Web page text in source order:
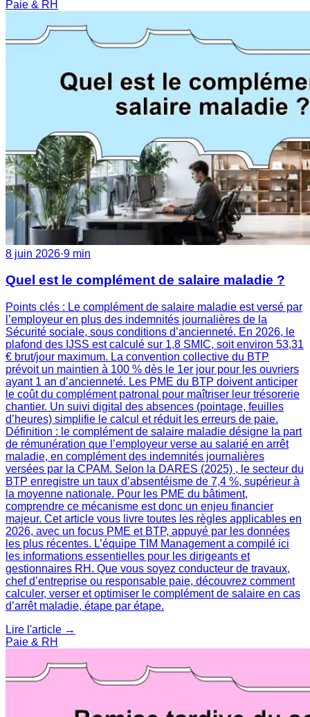
Paie & RH
8 juin 2026·9 min
Quel est le complément de salaire maladie ?
Points clés : Le complément de salaire maladie est versé par
l’employeur en plus des indemnités journalières de la
Sécurité sociale, sous conditions d’ancienneté. En 2026, le
plafond des IJSS est calculé sur 1,8 SMIC, soit environ 53,31
€ brut/jour maximum. La convention collective du BTP
prévoit un maintien à 100 % dès le 1er jour pour les ouvriers
ayant 1 an d’ancienneté. Les PME du BTP doivent anticiper
le coût du complément patronal pour maîtriser leur trésorerie
chantier. Un suivi digital des absences (pointage, feuilles
d’heures) simplifie le calcul et réduit les erreurs de paie.
Définition : le complément de salaire maladie désigne la part
de rémunération que l’employeur verse au salarié en arrêt
maladie, en complément des indemnités journalières
versées par la CPAM. Selon la DARES (2025) , le secteur du
BTP enregistre un taux d’absentéisme de 7,4 %, supérieur à
la moyenne nationale. Pour les PME du bâtiment,
comprendre ce mécanisme est donc un enjeu financier
majeur. Cet article vous livre toutes les règles applicables en
2026, avec un focus PME et BTP, appuyé par les données
les plus récentes. L’équipe TIM Management a compilé ici
les informations essentielles pour les dirigeants et
gestionnaires RH. Que vous soyez conducteur de travaux,
chef d’entreprise ou responsable paie, découvrez comment
calculer, verser et optimiser le complément de salaire en cas
d’arrêt maladie, étape par étape.
Lire l'article →
Paie & RH